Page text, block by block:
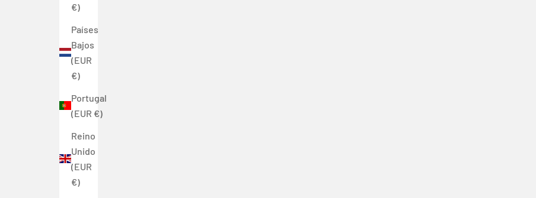
€)
Países
Bajos
(EUR
€)
Portugal
(EUR €)
Reino
Unido
(EUR
€)